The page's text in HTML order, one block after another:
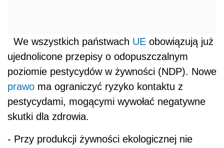
We wszystkich państwach UE obowiązują już
ujednolicone przepisy o odopuszczalnym
poziomie pestycydów w żywności (NDP). Nowe
prawo ma ograniczyć ryzyko kontaktu z
pestycydami, mogącymi wywołać negatywne
skutki dla zdrowia.
- Przy produkcji żywności ekologicznej nie